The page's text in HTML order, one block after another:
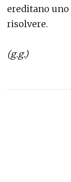
ereditano
risolvere.
(g.g.)